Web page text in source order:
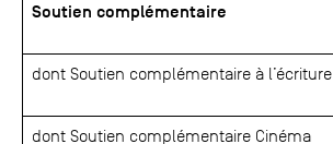
Soutien complémentaire
dont Soutien complémentaire à l’écriture
dont Soutien complémentaire Cinéma